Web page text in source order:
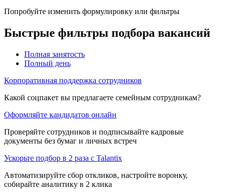
Попробуйте изменить формулировку или фильтры
Быстрые фильтры подбора вакансий
Полная занятость
Полный день
Корпоративная поддержка сотрудников
Какой соцпакет вы предлагаете семейным сотрудникам?
Оформляйте кандидатов онлайн
Проверяйте сотрудников и подписывайте кадровые
документы без бумаг и личных встреч
Ускорьте подбор в 2 раза с Talantix
Автоматизируйте сбор откликов, настройте воронку,
собирайте аналитику в 2 клика